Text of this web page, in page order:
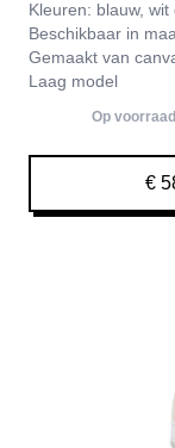
Kleuren: blauw, wit
Beschikbaar in
Gemaakt van
Laag model
Op
€